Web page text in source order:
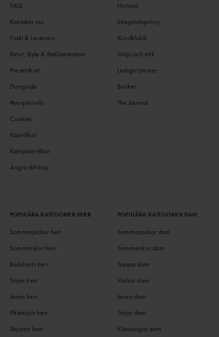
FAQ
Kontakta oss
Frakt & Leverans
Retur, Byte & Reklammation
Presentkort
Dunguide
#yesjohnells
Cookies
Köpvillkor
Kampanjvillkor
Ångra ditt köp
Historia
Integritetspolicy
Kundklubb
Miljö och etik
Lediga tjänster
Butiker
The Journal
POPULÄRA KATEGORIER HERR
Sommarjackor herr
Sommarskor herr
Badshorts herr
Tröjor herr
Jeans herr
Pikétröjor herr
Skjortor herr
POPULÄRA KATEGORIER DAM
Sommarjackor dam
Sommarskor dam
Toppar dam
Väskor dam
Jeans dam
Tröjor dam
Klänningar dam